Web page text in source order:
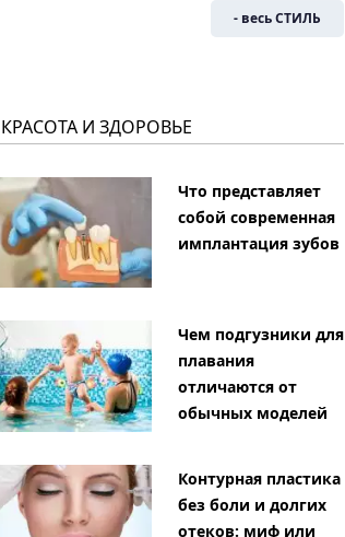
- весь СТИЛЬ
КРАСОТА И ЗДОРОВЬЕ
Что представляет
собой современная
имплантация зубов
Чем подгузники для
плавания
отличаются от
обычных моделей
Контурная пластика
без боли и долгих
отеков: миф или